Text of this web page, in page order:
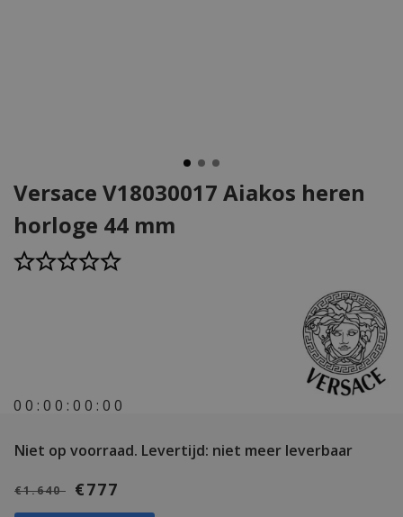
Versace V18030017 Aiakos heren
horloge 44 mm
0 0 : 0 0 : 0 0 : 0 0
Niet op voorraad. Levertijd: niet meer leverbaar
€1.640 €777